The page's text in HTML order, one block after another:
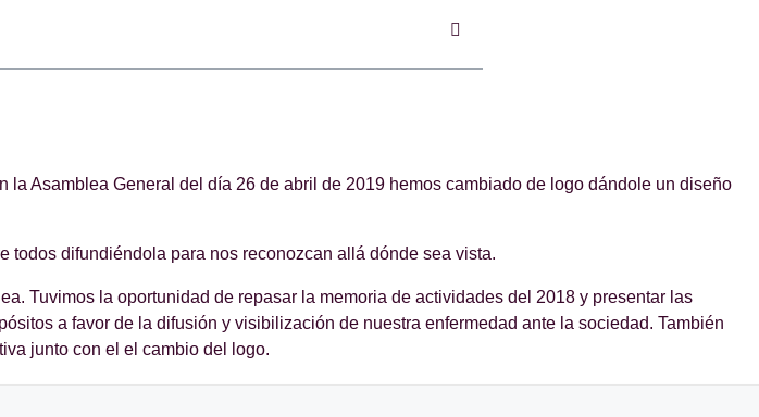
Asamblea General del día 26 de abril de 2019 hemos cambiado de logo dándole un diseño
todos difundiéndola para nos reconozcan allá dónde sea vista.
Tuvimos la oportunidad de repasar la memoria de actividades del 2018 y presentar las
a favor de la difusión y visibilización de nuestra enfermedad ante la sociedad. También
junto con el el cambio del logo.